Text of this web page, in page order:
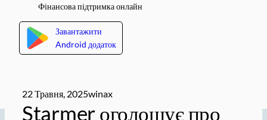
Фінансова підтримка онлайн
Завантажити
Android додаток
22 Травня, 2025winax
Starmer оголошує про